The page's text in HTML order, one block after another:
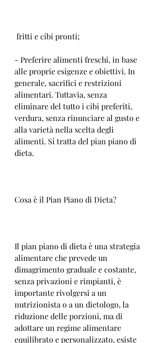
fritti e cibi pronti;
- Preferire alimenti freschi, in base
alle proprie esigenze e obiettivi. In
generale, sacrifici e restrizioni
alimentari. Tuttavia, senza
eliminare del tutto i cibi preferiti,
verdura, senza rinunciare al gusto e
alla varietà nella scelta degli
alimenti. Si tratta del pian piano di
dieta.
Cosa è il Pian Piano di Dieta?
Il pian piano di dieta è una strategia
alimentare che prevede un
dimagrimento graduale e costante,
senza privazioni e rimpianti, è
importante rivolgersi a un
nutrizionista o a un dietologo, la
riduzione delle porzioni, ma di
adottare un regime alimentare
equilibrato e personalizzato, esiste